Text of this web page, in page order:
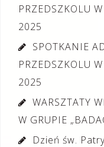
PRZEDSZKOLU
2025
SPOTKANIE
PRZEDSZKOLU
2025
WARSZTATY
W GRUPIE
Dzień św.